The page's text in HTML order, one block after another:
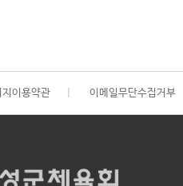
지이용약관 이메일무단수집거부